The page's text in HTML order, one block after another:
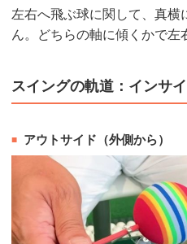
左右へ飛ぶ球に関して、真
ん。どちらの軸に傾くかで左
スイングの軌道：インサ
アウトサイド（外側から）